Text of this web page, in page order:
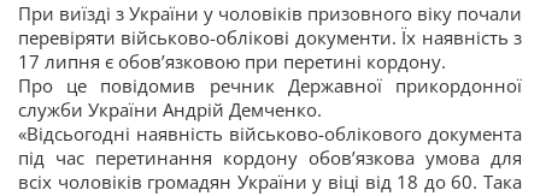
При виїзді з України у чоловіків призовного віку почали
перевіряти військово-облікові документи. Їх наявність з
17 липня є обов’язковою при перетині кордону.
Про це повідомив речник Державної прикордонної
служби України Андрій Демченко.
«Відсьогодні наявність військово-облікового документа
під час перетинання кордону обов’язкова умова для
всіх чоловіків громадян України у віці від 18 до 60. Така